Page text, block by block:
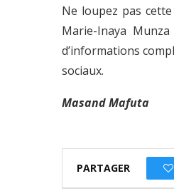
Ne loupez pas
Marie-Inaya
d’informations
sociaux.
Masand Mafuta
PARTAGER